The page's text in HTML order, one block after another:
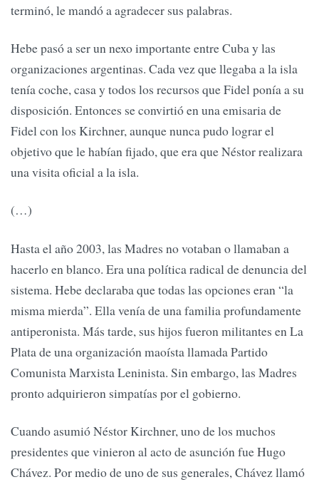
terminó, le mandó a agradecer sus palabras.
Hebe pasó a ser un nexo importante entre Cuba y las
organizaciones argentinas. Cada vez que llegaba a la isla
tenía coche, casa y todos los recursos que Fidel ponía a su
disposición. Entonces se convirtió en una emisaria de
Fidel con los Kirchner, aunque nunca pudo lograr el
objetivo que le habían fijado, que era que Néstor realizara
una visita oficial a la isla.
(…)
Hasta el año 2003, las Madres no votaban o llamaban a
hacerlo en blanco. Era una política radical de denuncia del
sistema. Hebe declaraba que todas las opciones eran “la
misma mierda”. Ella venía de una familia profundamente
antiperonista. Más tarde, sus hijos fueron militantes en La
Plata de una organización maoísta llamada Partido
Comunista Marxista Leninista. Sin embargo, las Madres
pronto adquirieron simpatías por el gobierno.
Cuando asumió Néstor Kirchner, uno de los muchos
presidentes que vinieron al acto de asunción fue Hugo
Chávez. Por medio de uno de sus generales, Chávez llamó